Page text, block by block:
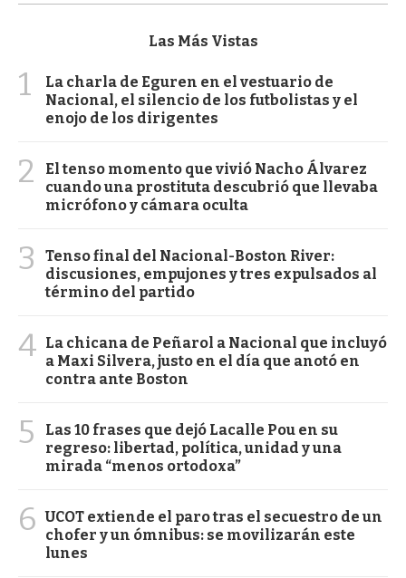
Las Más Vistas
1
La charla de Eguren en el vestuario de
Nacional, el silencio de los futbolistas y el
enojo de los dirigentes
2
El tenso momento que vivió Nacho Álvarez
cuando una prostituta descubrió que llevaba
micrófono y cámara oculta
3
Tenso final del Nacional-Boston River:
discusiones, empujones y tres expulsados al
término del partido
4 La chicana de Peñarol a Nacional que incluyó
a Maxi Silvera, justo en el día que anotó en
contra ante Boston
5
Las 10 frases que dejó Lacalle Pou en su
regreso: libertad, política, unidad y una
mirada “menos ortodoxa”
6 UCOT extiende el paro tras el secuestro de un
chofer y un ómnibus: se movilizarán este
lunes